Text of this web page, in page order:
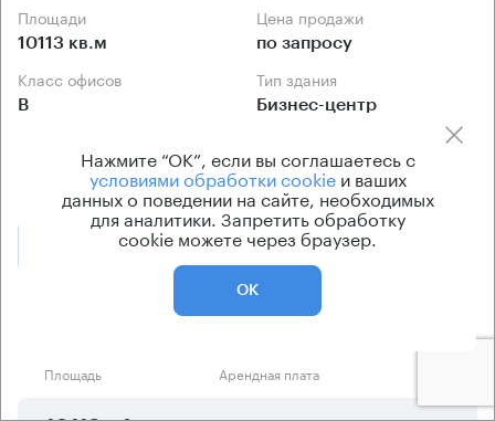
Площади
10113 кв.м
Цена продажи
по запросу
Класс офисов
B
Тип здания
Бизнес-центр
центральное
Позвонить Получить презентацию
Предложения по продаже в этом здании:
Площадь Арендная плата
Нажмите “ОК”, если вы соглашаетесь с
условиями обработки cookieи ваших
данных о поведении на сайте, необходимых
для аналитики. Запретить обработку
cookie можете через браузер.
ОК